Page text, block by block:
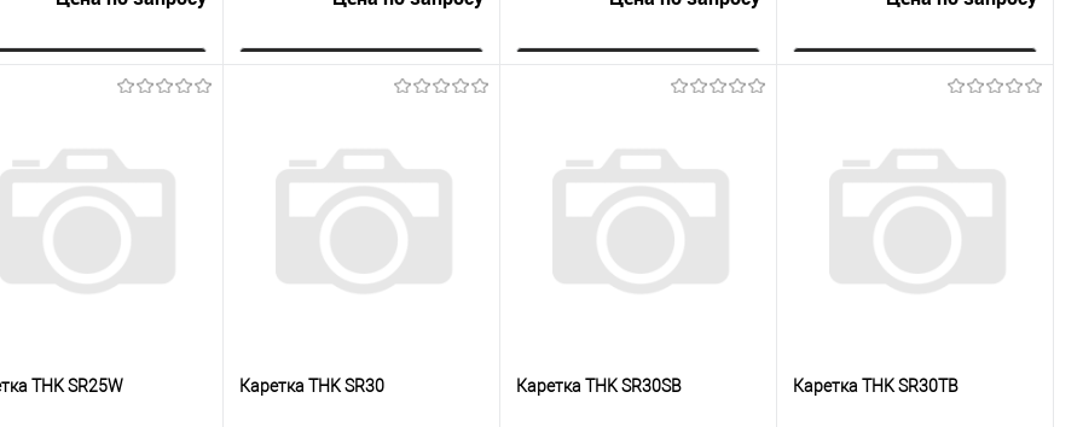
Запросить цену
Купить в 1
сравнению
В избранное
Под заказ
Запросить цену
Купить в 1
сравнению
В избранное
Под заказ
Запросить цену
Купить в 1
сравнению
В избранное
Под заказ
Запросить цену
Купить в 1
сравнению
В избранное
Под заказ
THK SR25W Каретка THK SR30 Каретка THK SR30SB Каретка THK SR30TB